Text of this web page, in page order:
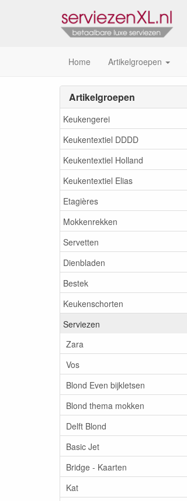
Home Artikelgroepen
Artikelgroepen
Keukengerei
Keukentextiel DDDD
Keukentextiel Holland
Keukentextiel Elias
Etagières
Mokkenrekken
Servetten
Dienbladen
Bestek
Keukenschorten
Serviezen
Zara
Vos
Blond Even bijkletsen
Blond thema mokken
Delft Blond
Basic Jet
Bridge - Kaarten
Kat